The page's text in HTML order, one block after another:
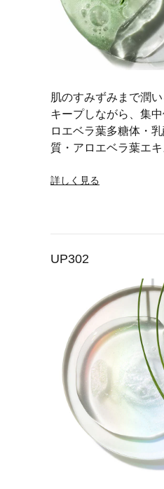
肌のすみずみまで潤
キープしながら、集
ロエベラ葉多糖体・
質・アロエベラ葉エキ
詳しく見る
UP302